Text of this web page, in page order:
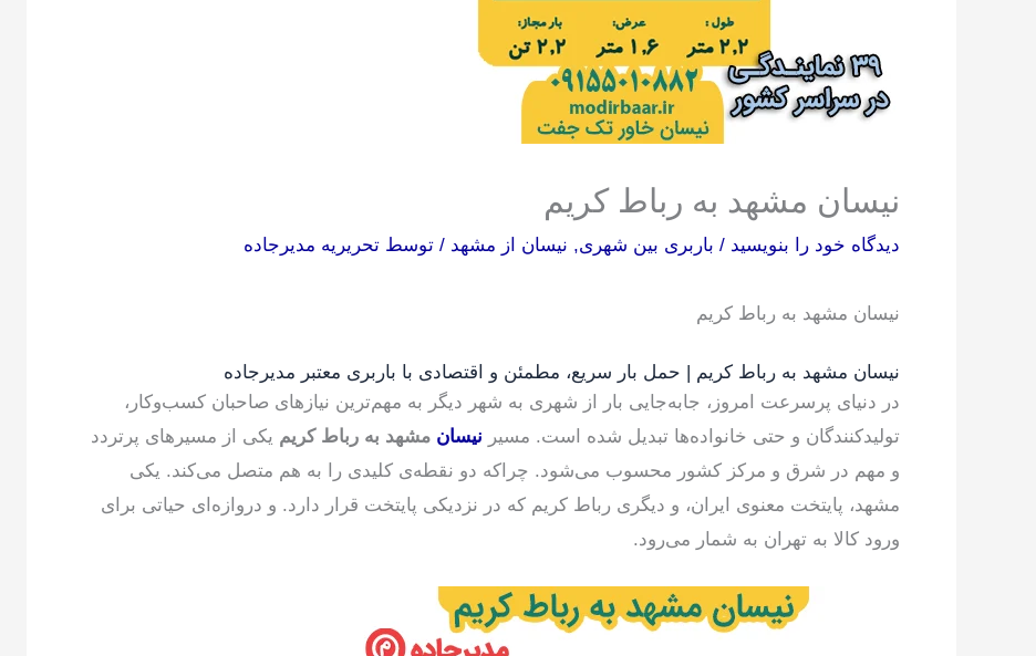
نیسان مشهد به رباط کریم
دیدگاه‌ خود را بنویسید / باربری بین شهری, نیسان از مشهد / توسط تحریریه مدیرجاده
نیسان مشهد به رباط کریم
نیسان مشهد به رباط کریم | حمل بار سریع، مطمئن و اقتصادی با باربری معتبر مدیرجاده
در دنیای پرسرعت امروز، جابه‌جایی بار از شهری به شهر دیگر به مهم‌ترین نیازهای صاحبان کسب‌وکار،
تولیدکنندگان و حتی خانواده‌ها تبدیل شده است. مسیر نیسان مشهد به رباط کریم یکی از مسیرهای پرتردد
و مهم در شرق و مرکز کشور محسوب می‌شود. چراکه دو نقطه‌ی کلیدی را به هم متصل می‌کند. یکی
مشهد، پایتخت معنوی ایران، و دیگری رباط کریم که در نزدیکی پایتخت قرار دارد. و دروازه‌ای حیاتی برای
ورود کالا به تهران به شمار می‌رود.